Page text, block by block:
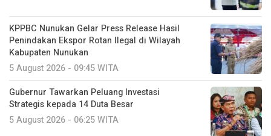
KPPBC Nunukan Gelar Press Release Hasil
Penindakan Ekspor Rotan Ilegal di Wilayah
Kabupaten Nunukan
5 August 2026 - 09:45 WITA
Gubernur Tawarkan Peluang Investasi
Strategis kepada 14 Duta Besar
5 August 2026 - 06:25 WITA